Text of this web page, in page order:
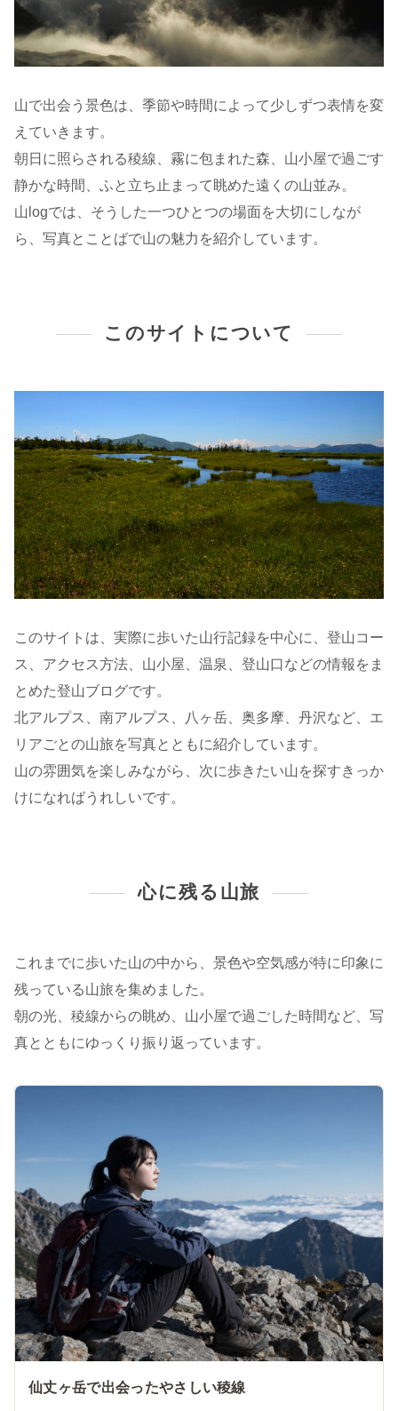
山で出会う景色は、季節や時間によって少しずつ表情を変
えていきます。
朝日に照らされる稜線、霧に包まれた森、山小屋で過ごす
静かな時間、ふと立ち止まって眺めた遠くの山並み。
山logでは、そうした一つひとつの場面を大切にしなが
ら、写真とことばで山の魅力を紹介しています。
このサイトについて
このサイトは、実際に歩いた山行記録を中心に、登山コー
ス、アクセス方法、山小屋、温泉、登山口などの情報をま
とめた登山ブログです。
北アルプス、南アルプス、八ヶ岳、奥多摩、丹沢など、エ
リアごとの山旅を写真とともに紹介しています。
山の雰囲気を楽しみながら、次に歩きたい山を探すきっか
けになればうれしいです。
心に残る山旅
これまでに歩いた山の中から、景色や空気感が特に印象に
残っている山旅を集めました。
朝の光、稜線からの眺め、山小屋で過ごした時間など、写
真とともにゆっくり振り返っています。
仙丈ヶ岳で出会ったやさしい稜線